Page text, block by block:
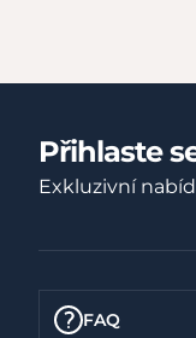
Přihlaste
Exkluzivní
FAQ